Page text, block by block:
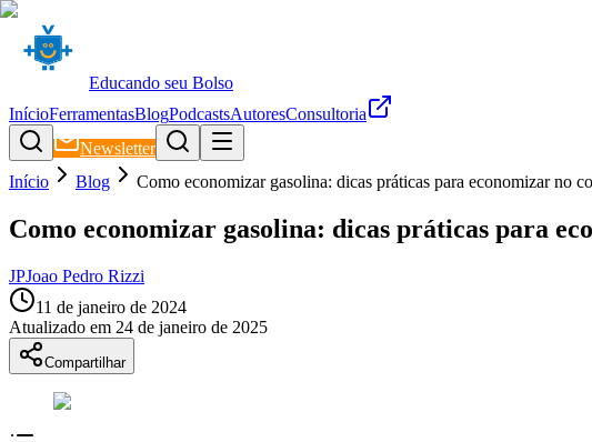
Educando seu Bolso
InícioFerramentasBlogPodcastsAutoresConsultoria
Newsletter
Início
Blog Como economizar gasolina: dicas práticas para economizar no
Como economizar gasolina: dicas práticas para
JPJoao Pedro Rizzi
11 de janeiro de 2024
Atualizado em 24 de janeiro de 2025
Compartilhar